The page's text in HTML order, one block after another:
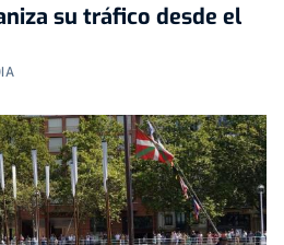
su tráfico desde el